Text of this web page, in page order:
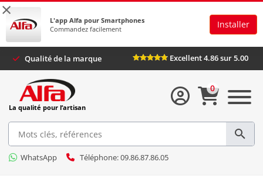
×
L'app Alfa pour Smartphones
Commandez facilement
Installer
Qualité de la marque Excellent 4.86 sur 5.00
La qualité pour l’artisan
WhatsApp Téléphone: 09.86.87.86.05
0